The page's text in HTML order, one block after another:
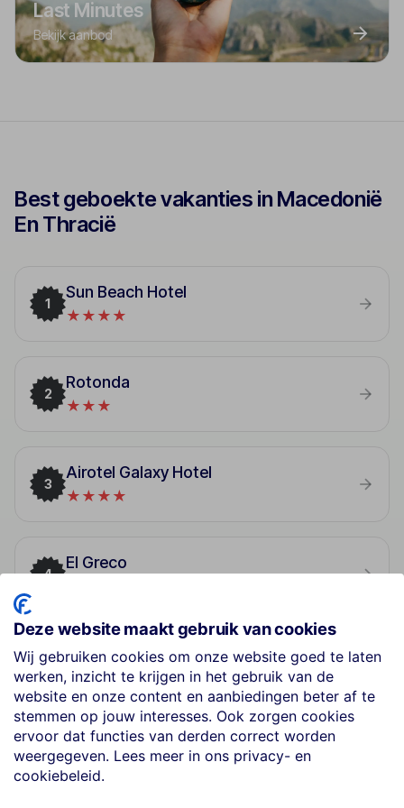
Last Minutes
Bekijk aanbod
Best geboekte vakanties in Macedonië
En Thracië
1
Sun Beach Hotel
★★★★
2
Rotonda
★★★
3
Airotel Galaxy Hotel
★★★★
4
El Greco
5
Anessis
★★★
6
Philippion Hotel
★★★
Deze website maakt gebruik van cookies
Wij gebruiken cookies om onze website goed te laten
werken, inzicht te krijgen in het gebruik van de
website en onze content en aanbiedingen beter af te
stemmen op jouw interesses. Ook zorgen cookies
ervoor dat functies van derden correct worden
weergegeven. Lees meer in ons privacy- en
cookiebeleid.